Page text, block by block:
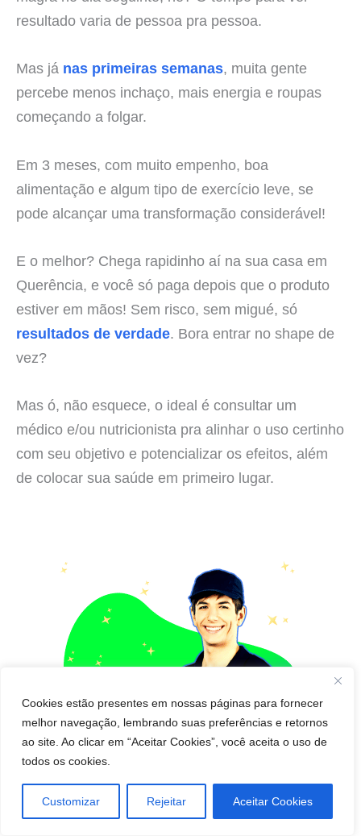
Cookies estão presentes em nossas páginas para fornecer
melhor navegação, lembrando suas preferências e retornos
ao site. Ao clicar em “Aceitar Cookies”, você aceita o uso de
todos os cookies.
Customizar Rejeitar Aceitar Cookies
resultado varia de pessoa pra pessoa.
Mas já nas primeiras semanas, muita gente
percebe menos inchaço, mais energia e roupas
começando a folgar.
Em 3 meses, com muito empenho, boa
alimentação e algum tipo de exercício leve, se
pode alcançar uma transformação considerável!
E o melhor? Chega rapidinho aí na sua casa em
Querência, e você só paga depois que o produto
estiver em mãos! Sem risco, sem migué, só
resultados de verdade. Bora entrar no shape de
vez?
Mas ó, não esquece, o ideal é consultar um
médico e/ou nutricionista pra alinhar o uso certinho
com seu objetivo e potencializar os efeitos, além
de colocar sua saúde em primeiro lugar.